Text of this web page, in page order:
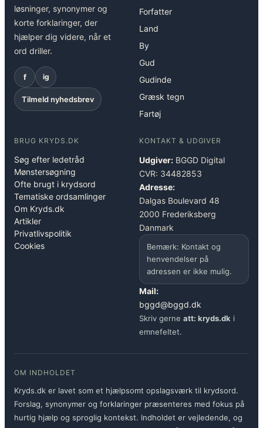
løsninger, synonymer og
korte forklaringer, der
hjælper dig videre, når et
ord driller.
f ig
Tilmeld nyhedsbrev
Forfatter
Land
By
Gud
Gudinde
Græsk tegn
Fartøj
BRUG KRYDS.DK
Søg efter ledetråd
Mønstersøgning
Ofte brugt i krydsord
Tematiske ordsamlinger
Om Kryds.dk
Artikler
Privatlivspolitik
Cookies
KONTAKT & UDGIVER
Udgiver: BGGD Digital
CVR: 34482853
Adresse:
Dalgas Boulevard 48
2000 Frederiksberg
Danmark
Bemærk: Kontakt og
henvendelser på
adressen er ikke mulig.
Mail:
bggd@bggd.dk
Skriv gerne att: kryds.dk i
emnefeltet.
OM INDHOLDET
Kryds.dk er lavet som et hjælpsomt opslagsværk til krydsord.
Forslag, synonymer og forklaringer præsenteres med fokus på
hurtig hjælp og sproglig kontekst. Indholdet er vejledende, og